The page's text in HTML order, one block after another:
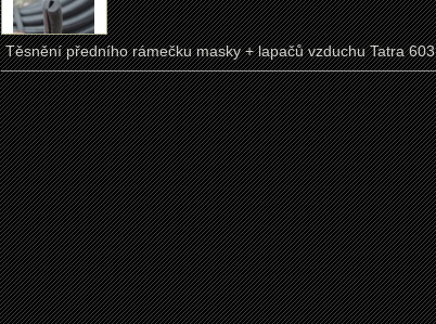
Těsnění předního rámečku masky + lapačů vzduchu Tatra 603